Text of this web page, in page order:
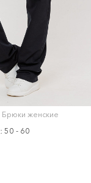
женские
50 - 60